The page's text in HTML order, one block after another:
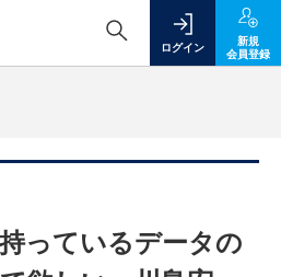
ログイン
新規
会員登録
っているデータの